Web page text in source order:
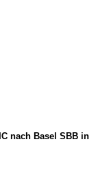
nach Basel SBB in